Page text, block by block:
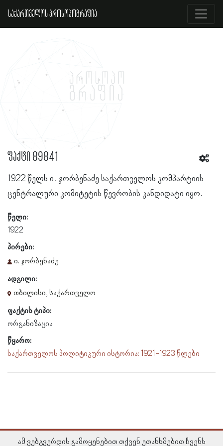
საქართველოს პროსოპოგრაფია
ფაქტი 89841
1922 წელს ი. ჯორბენაძე საქართველოს კომპარტიის
ცენტრალური კომიტეტის წევრობის კანდიდატი იყო.
წელი:
1922
პირები:
ი. ჯორბენაძე
ადგილი:
თბილისი, საქართველო
ფაქტის ტიპი:
ორგანიზაცია
წყარო:
საქართველოს პოლიტიკური ისტორია: 1921-1923 წლები
ამ ვებგვერდის გამოყენებით თქვენ ეთანხმებით ჩვენს